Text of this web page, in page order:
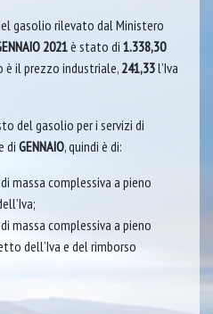
gasolio rilevato dal Ministero
2021è stato di 1.338,30
è il prezzo industriale, 241,33l’Iva
del gasolio per i servizi di
di GENNAIO, quindi è di:
massa complessiva a pieno
massa complessiva a pieno
dell’Iva e del rimborso